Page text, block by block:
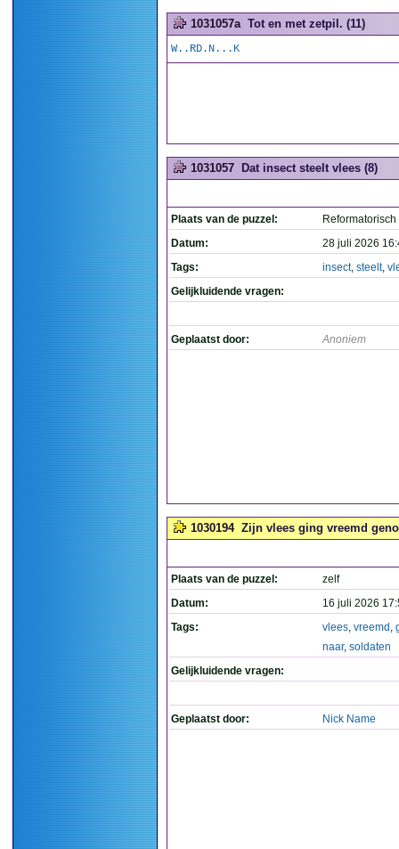
1031057a Tot en met zetpil. (11)
W..RD.N...K
1031057 Dat insect steelt vlees (8)
Plaats van de puzzel:
Datum:
28 juli 2026
Tags:
insect, steelt,
Gelijkluidende vragen:
Geplaatst door: Anoniem
1030194 Zijn vlees ging vreemd
Plaats van de puzzel:
zelf
Datum:
16 juli 2026
Tags:
vlees, vreemd ,
naar, soldaten
Gelijkluidende vragen:
Geplaatst door: Nick Name